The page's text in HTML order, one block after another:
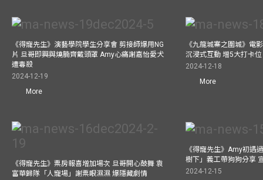
《得寵先生》演藝學院學生分享會 剪接師爆用NG
片 旦哥即興與燒腩齊戴頭罩 Amy心痛謝嘉怡愛犬
遭毒殺
2024-12-19
More
《九龍城寨之圍城》電
沉浸式互動 增5大打卡
2024-12-18
More
《得寵先生》票房報喜增加場次 旦哥開心鼓舞 袁
富華歸隊「人寵場」謝票眼濕濕 爆隱藏劇情
《得寵先生》Amy初遇
樹下」義工帶狗狗分享
2024-12-15